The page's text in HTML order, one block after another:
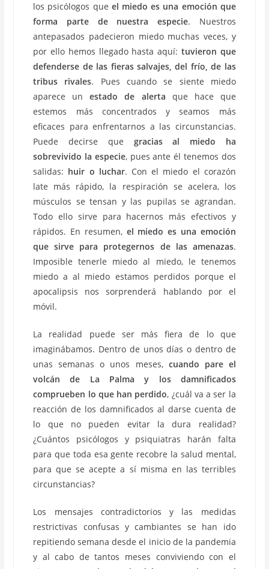
los psicólogos que el miedo es una emoción que
forma parte de nuestra especie. Nuestros
antepasados padecieron miedo muchas veces, y
por ello hemos llegado hasta aquí: tuvieron que
defenderse de las fieras salvajes, del frío, de las
tribus rivales. Pues cuando se siente miedo
aparece unestado de alerta que hace que
estemos más concentrados y seamos más
eficaces para enfrentarnos a las circunstancias.
Puede decirse que gracias al miedo ha
sobrevivido la especie, pues ante él tenemos dos
salidas: huir o luchar. Con el miedo el corazón
late más rápido, la respiración se acelera, los
músculos se tensan y las pupilas se agrandan.
Todo ello sirve para hacernos más efectivos y
rápidos. En resumen, el miedo es una emoción
que sirve para protegernos de las amenazas.
Imposible tenerle miedo al miedo, le tenemos
miedo a al miedo estamos perdidos porque el
apocalipsis nos sorprenderá hablando por el
móvil.
La realidad puede ser más fiera de lo que
imaginábamos. Dentro de unos días o dentro de
unas semanas o unos meses, cuando pare el
volcán de La Palma y los damnificados
comprueben lo que han perdido, ¿cuál va a ser la
reacción de los damnificados al darse cuenta de
lo que no pueden evitar la dura realidad?
¿Cuántos psicólogos y psiquiatras harán falta
para que toda esa gente recobre la salud mental,
para que se acepte a sí misma en las terribles
circunstancias?
Los mensajes contradictorios y las medidas
restrictivas confusas y cambiantes se han ido
repitiendo semana desde el inicio de la pandemia
y al cabo de tantos meses conviviendo con el